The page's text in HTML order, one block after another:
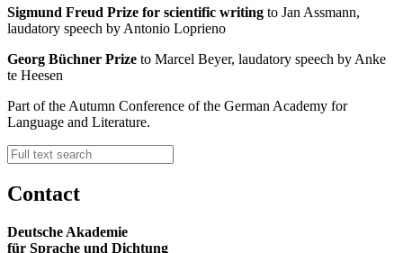
Sigmund Freud Prize for scientific writing to Jan Assmann,
laudatory speech by Antonio Loprieno
Georg Büchner Prize to Marcel Beyer, laudatory speech by Anke
te Heesen
Part of the Autumn Conference of the German Academy for
Language and Literature.
Contact
Deutsche Akademie
für Sprache und Dichtung